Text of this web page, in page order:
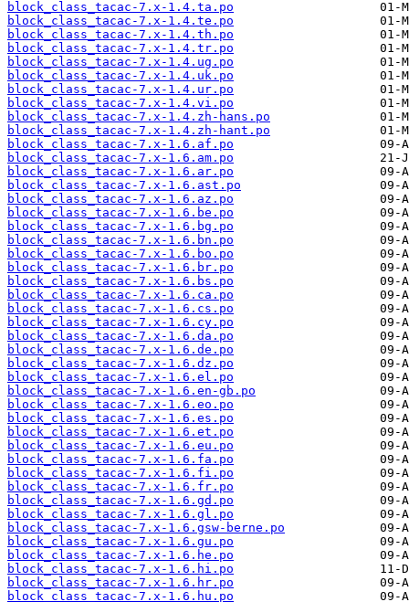
block_class_tacac-7.x-1.4.ta.po
block_class_tacac-7.x-1.4.te.po
block_class_tacac-7.x-1.4.th.po
block_class_tacac-7.x-1.4.tr.po
block_class_tacac-7.x-1.4.ug.po
block_class_tacac-7.x-1.4.uk.po
block_class_tacac-7.x-1.4.ur.po
block_class_tacac-7.x-1.4.vi.po
block_class_tacac-7.x-1.4.zh-hans.po
block_class_tacac-7.x-1.4.zh-hant.po
block_class_tacac-7.x-1.6.af.po
block_class_tacac-7.x-1.6.am.po
block_class_tacac-7.x-1.6.ar.po
block_class_tacac-7.x-1.6.ast.po
block_class_tacac-7.x-1.6.az.po
block_class_tacac-7.x-1.6.be.po
block_class_tacac-7.x-1.6.bg.po
block_class_tacac-7.x-1.6.bn.po
block_class_tacac-7.x-1.6.bo.po
block_class_tacac-7.x-1.6.br.po
block_class_tacac-7.x-1.6.bs.po
block_class_tacac-7.x-1.6.ca.po
block_class_tacac-7.x-1.6.cs.po
block_class_tacac-7.x-1.6.cy.po
block_class_tacac-7.x-1.6.da.po
block_class_tacac-7.x-1.6.de.po
block_class_tacac-7.x-1.6.dz.po
block_class_tacac-7.x-1.6.el.po
block_class_tacac-7.x-1.6.en-gb.po
block_class_tacac-7.x-1.6.eo.po
block_class_tacac-7.x-1.6.es.po
block_class_tacac-7.x-1.6.et.po
block_class_tacac-7.x-1.6.eu.po
block_class_tacac-7.x-1.6.fa.po
block_class_tacac-7.x-1.6.fi.po
block_class_tacac-7.x-1.6.fr.po
block_class_tacac-7.x-1.6.gd.po
block_class_tacac-7.x-1.6.gl.po
block_class_tacac-7.x-1.6.gsw-berne.po
block_class_tacac-7.x-1.6.gu.po
block_class_tacac-7.x-1.6.he.po
block_class_tacac-7.x-1.6.hi.po
block_class_tacac-7.x-1.6.hr.po
block_class_tacac-7.x-1.6.hu.po